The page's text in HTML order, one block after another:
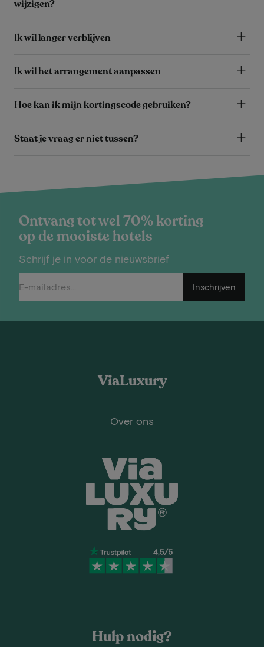
wijzigen?
Ik wil langer verblijven
Ik wil het arrangement aanpassen
Hoe kan ik mijn kortingscode gebruiken?
Staat je vraag er niet tussen?
Ontvang tot wel 70% korting
op de mooiste hotels
Schrijf je in voor de nieuwsbrief
Inschrijven
ViaLuxury
Over ons
Hulp nodig?